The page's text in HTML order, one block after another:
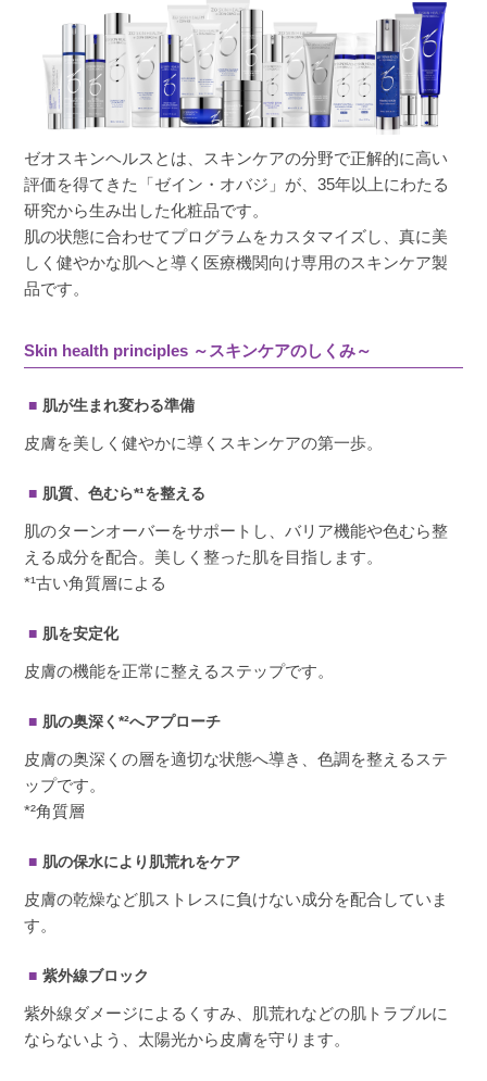
ゼオスキンヘルスとは、スキンケアの分野で正解的に高い
評価を得てきた「ゼイン・オバジ」が、35年以上にわたる
研究から生み出した化粧品です。
肌の状態に合わせてプログラムをカスタマイズし、真に美
しく健やかな肌へと導く医療機関向け専用のスキンケア製
品です。
Skin health principles ～スキンケアのしくみ～
肌が生まれ変わる準備
皮膚を美しく健やかに導くスキンケアの第一歩。
肌質、色むら*¹を整える
肌のターンオーバーをサポートし、バリア機能や色むら整
える成分を配合。美しく整った肌を目指します。
*¹古い角質層による
肌を安定化
皮膚の機能を正常に整えるステップです。
肌の奥深く*²へアプローチ
皮膚の奥深くの層を適切な状態へ導き、色調を整えるステ
ップです。
*²角質層
肌の保水により肌荒れをケア
皮膚の乾燥など肌ストレスに負けない成分を配合していま
す。
紫外線ブロック
紫外線ダメージによるくすみ、肌荒れなどの肌トラブルに
ならないよう、太陽光から皮膚を守ります。